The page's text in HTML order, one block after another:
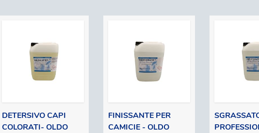
DETERSIVO CAPI
COLORATI- OLDO
FINISSANTE PER
CAMICIE - OLDO